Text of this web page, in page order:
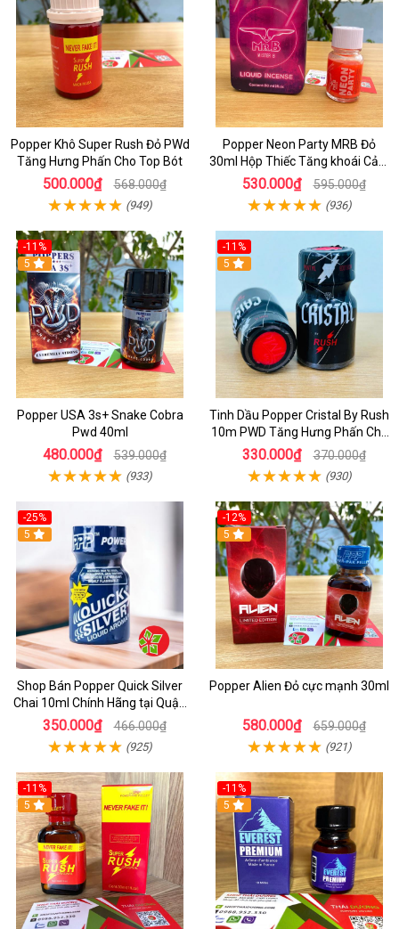
Popper Khô Super Rush Đỏ PWd
Tăng Hưng Phấn Cho Top Bót
500.000₫ 568.000₫
(949)
Popper Neon Party MRB Đỏ
30ml Hộp Thiếc Tăng khoái Cảm
Mạnh Cho Top Bot
530.000₫ 595.000₫
(936)
-11%
5
Popper USA 3s+ Snake Cobra
Pwd 40ml
480.000₫ 539.000₫
(933)
-11%
5
Tinh Dầu Popper Cristal By Rush
10m PWD Tăng Hưng Phấn Cho
Top Bot
330.000₫ 370.000₫
(930)
-25%
5
Shop Bán Popper Quick Silver
Chai 10ml Chính Hãng tại Quận
1 - Kích thích tăng ham muốn
cực mạnh
350.000₫ 466.000₫
(925)
-12%
5
Popper Alien Đỏ cực mạnh 30ml
580.000₫ 659.000₫
(921)
-11%
5
-11%
5